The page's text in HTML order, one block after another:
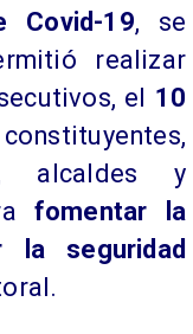
Covid-19, se
realizar
el 10
alcaldes y
fomentar la
la seguridad